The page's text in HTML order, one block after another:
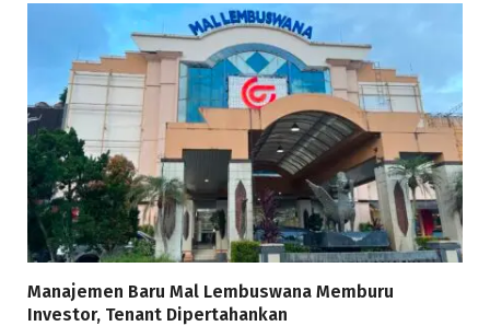
Manajemen Baru Mal Lembuswana Memburu
Investor, Tenant Dipertahankan